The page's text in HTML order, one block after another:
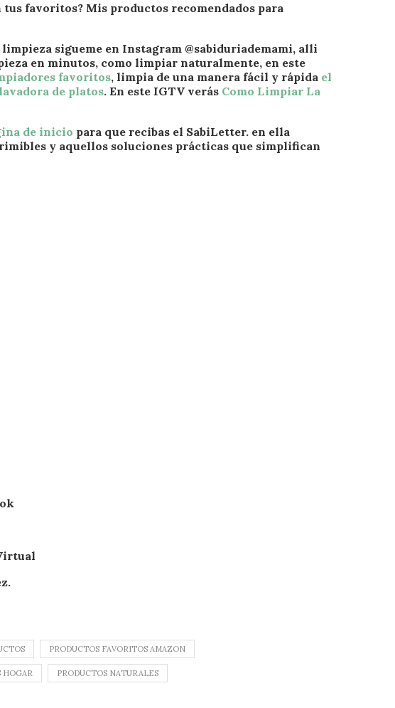
tus favoritos? Mis productos recomendados para
sigueme en Instagram @sabiduriademami, alli
en minutos, como limpiar naturalmente, en este
favoritos, limpia de una manera fácil y rápida el
de platos. En este IGTV verás Como Limpiar La
de inicio para que recibas el SabiLetter. en ella
y aquellos soluciones prácticas que simplifican
PRODUCTOS FAVORITOS AMAZON
HOGAR PRODUCTOS NATURALES